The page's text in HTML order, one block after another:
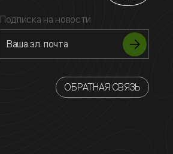
Подписка на новости
ОБРАТНАЯ СВЯЗЬ